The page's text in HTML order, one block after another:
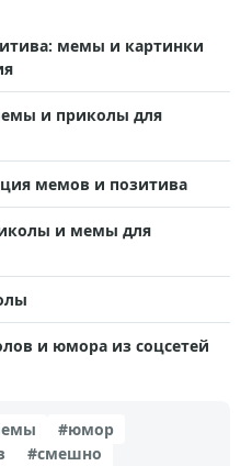
мемы и картинки
и приколы для
мемов и позитива
и мемы для
и юмора из соцсетей
#юмор
#смешно